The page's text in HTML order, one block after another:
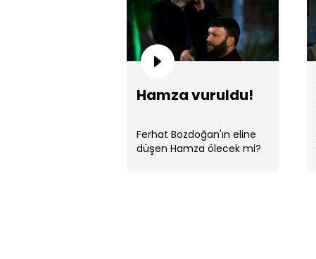
Hamza vuruldu!
Ferhat Bozdoğan'ın eline
düşen Hamza ölecek mi?